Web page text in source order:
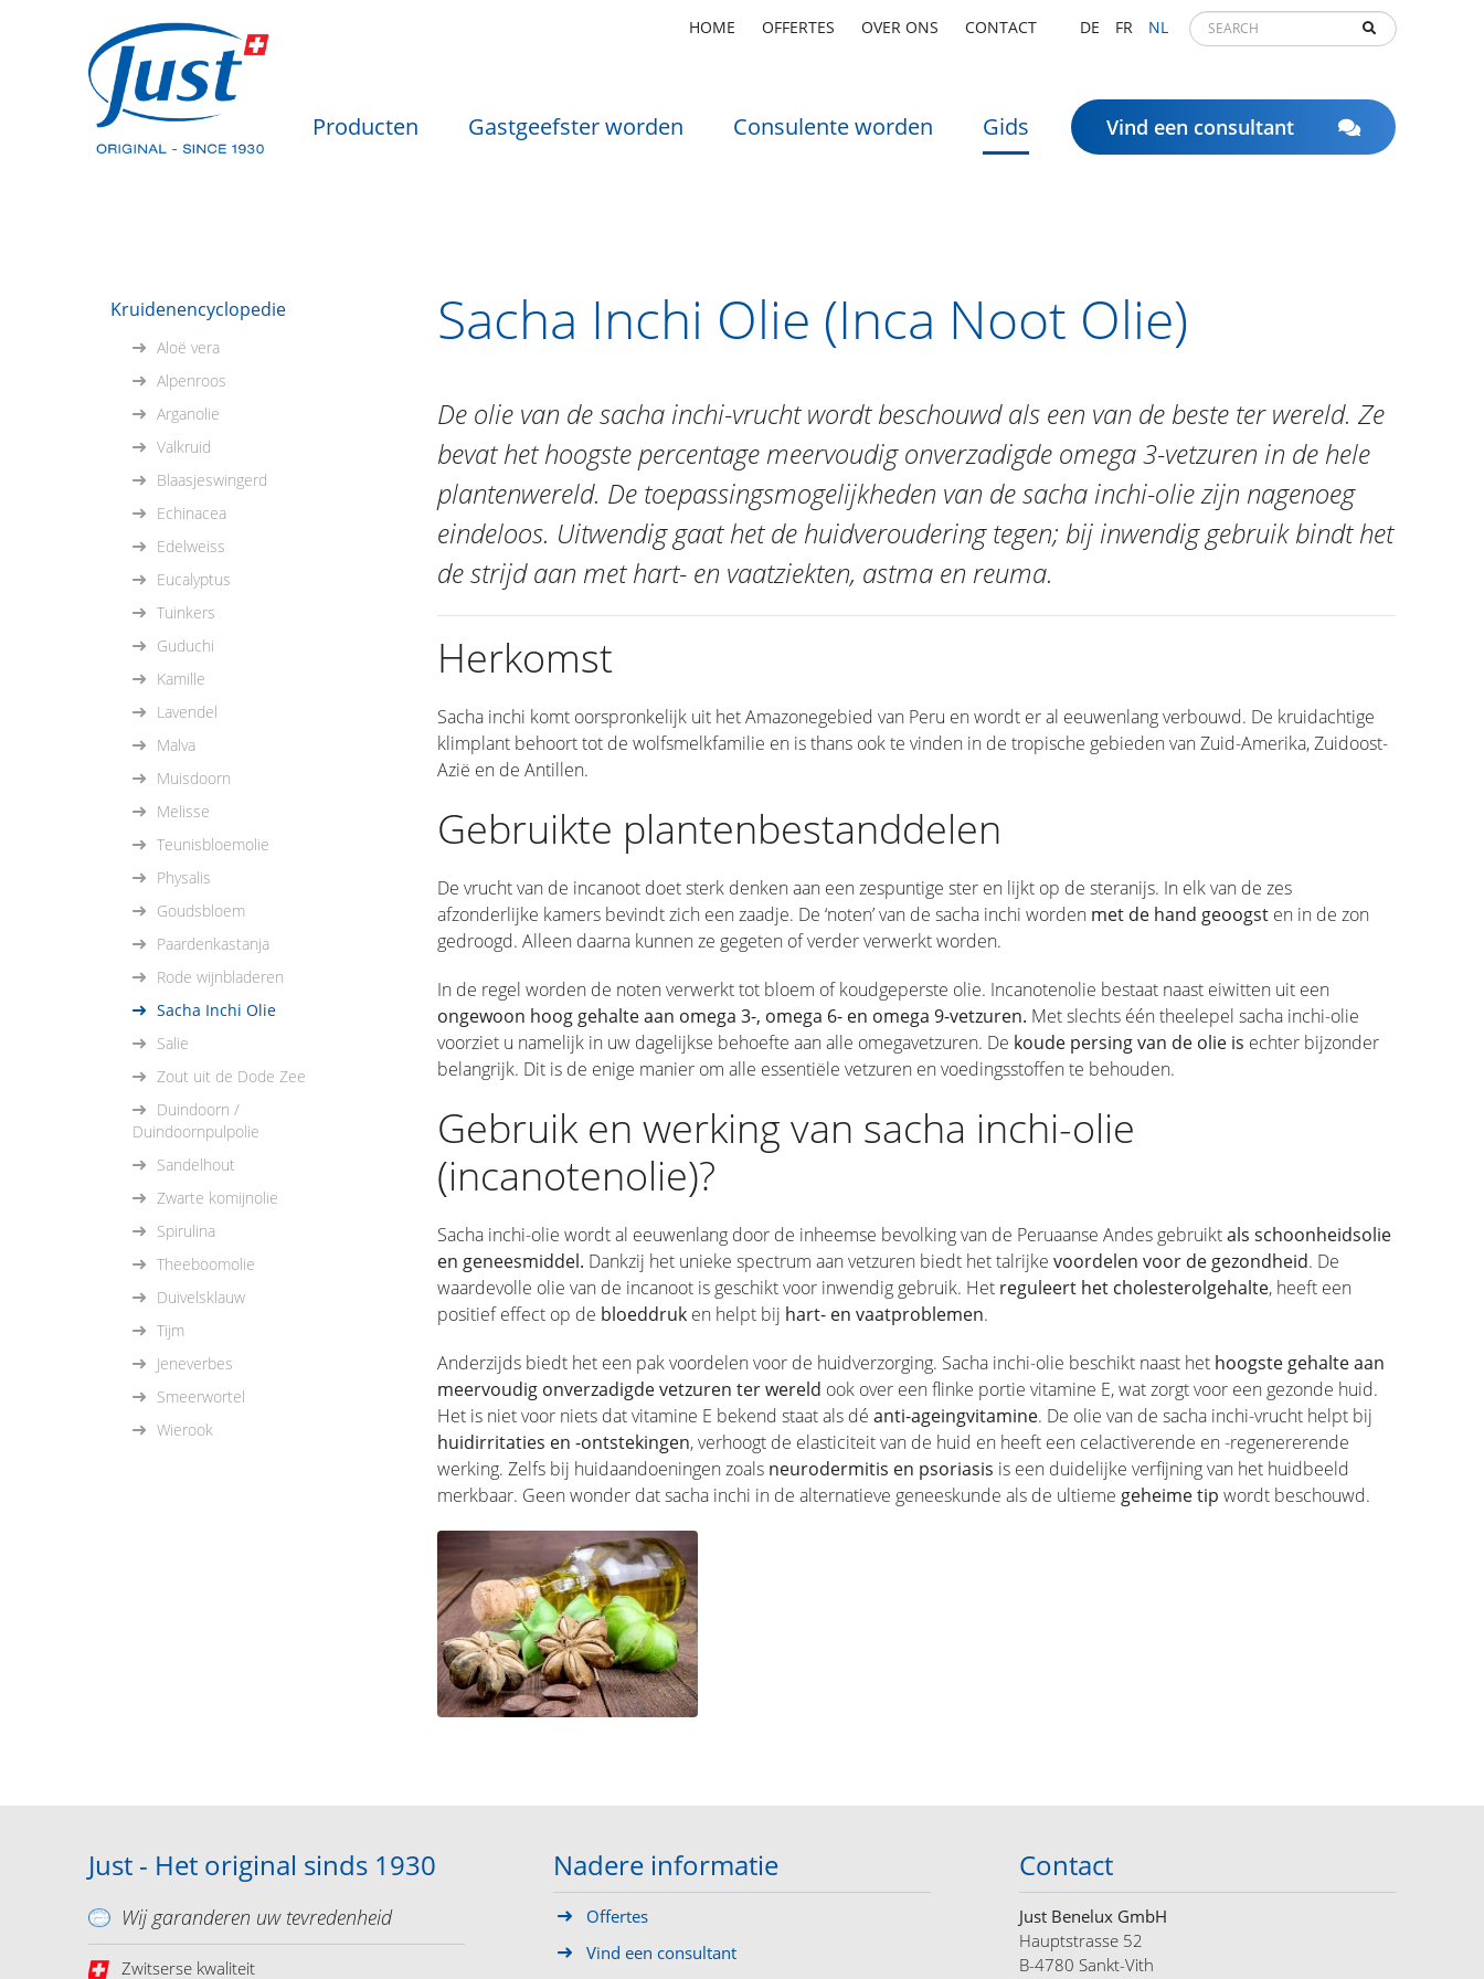
HOME OFFERTES OVER ONS CONTACT DE FR NL
Producten Gastgeefster worden Consulente worden Gids Vind een consultant
Kruidenencyclopedie
Aloë vera
Alpenroos
Arganolie
Valkruid
Blaasjeswingerd
Echinacea
Edelweiss
Eucalyptus
Tuinkers
Guduchi
Kamille
Lavendel
Malva
Muisdoorn
Melisse
Teunisbloemolie
Physalis
Goudsbloem
Paardenkastanja
Rode wijnbladeren
Sacha Inchi Olie
Salie
Zout uit de Dode Zee
Duindoorn /
Duindoornpulpolie
Sandelhout
Zwarte komijnolie
Spirulina
Theeboomolie
Duivelsklauw
Tijm
Jeneverbes
Smeerwortel
Wierook
Sacha Inchi Olie (Inca Noot Olie)
De olie van de sacha inchi-vrucht wordt beschouwd als een van de beste ter wereld. Ze
bevat het hoogste percentage meervoudig onverzadigde omega 3-vetzuren in de hele
plantenwereld. De toepassingsmogelijkheden van de sacha inchi-olie zijn nagenoeg
eindeloos. Uitwendig gaat het de huidveroudering tegen; bij inwendig gebruik bindt het
de strijd aan met hart- en vaatziekten, astma en reuma.
Herkomst
Sacha inchi komt oorspronkelijk uit het Amazonegebied van Peru en wordt er al eeuwenlang verbouwd. De kruidachtige
klimplant behoort tot de wolfsmelkfamilie en is thans ook te vinden in de tropische gebieden van Zuid-Amerika, Zuidoost-
Azië en de Antillen.
Gebruikte plantenbestanddelen
De vrucht van de incanoot doet sterk denken aan een zespuntige ster en lijkt op de steranijs. In elk van de zes
afzonderlijke kamers bevindt zich een zaadje. De ‘noten’ van de sacha inchi worden met de hand geoogst en in de zon
gedroogd. Alleen daarna kunnen ze gegeten of verder verwerkt worden.
In de regel worden de noten verwerkt tot bloem of koudgeperste olie. Incanotenolie bestaat naast eiwitten uit een
ongewoon hoog gehalte aan omega 3-, omega 6- en omega 9-vetzuren. Met slechts één theelepel sacha inchi-olie
voorziet u namelijk in uw dagelijkse behoefte aan alle omegavetzuren. De koude persing van de olie is echter bijzonder
belangrijk. Dit is de enige manier om alle essentiële vetzuren en voedingsstoffen te behouden.
Gebruik en werking van sacha inchi-olie
(incanotenolie)?
Sacha inchi-olie wordt al eeuwenlang door de inheemse bevolking van de Peruaanse Andes gebruiktals schoonheidsolie
en geneesmiddel. Dankzij het unieke spectrum aan vetzuren biedt het talrijke voordelen voor de gezondheid. De
waardevolle olie van de incanoot is geschikt voor inwendig gebruik. Het reguleert het cholesterolgehalte, heeft een
positief effect op de bloeddruk en helpt bij hart- en vaatproblemen.
Anderzijds biedt het een pak voordelen voor de huidverzorging. Sacha inchi-olie beschikt naast het hoogste gehalte aan
meervoudig onverzadigde vetzuren ter wereld ook over een flinke portie vitamine E, wat zorgt voor een gezonde huid.
Het is niet voor niets dat vitamine E bekend staat als dé anti-ageingvitamine. De olie van de sacha inchi-vrucht helpt bij
huidirritaties en -ontstekingen, verhoogt de elasticiteit van de huid en heeft een celactiverende en -regenererende
werking. Zelfs bij huidaandoeningen zoals neurodermitis en psoriasis is een duidelijke verfijning van het huidbeeld
merkbaar. Geen wonder dat sacha inchi in de alternatieve geneeskunde als de ultieme geheime tip wordt beschouwd.
Just - Het original sinds 1930
Wij garanderen uw tevredenheid
Zwitserse kwaliteit
Nadere informatie
Offertes
Vind een consultant
Contact
Just Benelux GmbH
Hauptstrasse 52
B-4780 Sankt-Vith